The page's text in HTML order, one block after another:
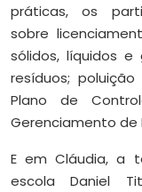
práticas, os
sobre
sólidos, líquidos
resíduos;
Plano de
Gerenciamento de
E em Cláudia, a
escola Daniel